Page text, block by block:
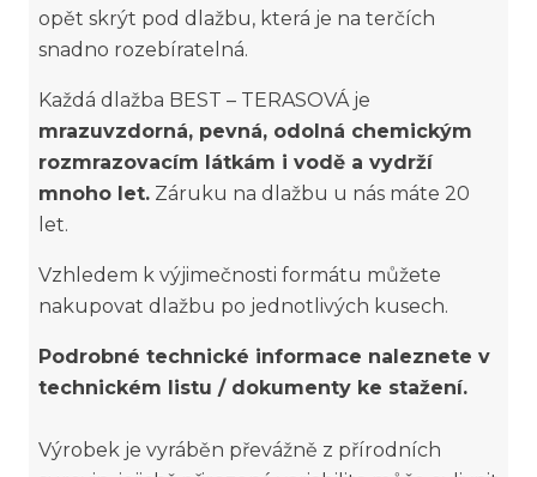
opět skrýt pod dlažbu, která je na terčích
snadno rozebíratelná.
Každá dlažba BEST – TERASOVÁ je
mrazuvzdorná, pevná, odolná chemickým
rozmrazovacím látkám i vodě a vydrží
mnoho let. Záruku na dlažbu u nás máte 20
let.
Vzhledem k výjimečnosti formátu můžete
nakupovat dlažbu po jednotlivých kusech.
Podrobné technické informace naleznete v
technickém listu / dokumenty ke stažení.
Výrobek je vyráběn převážně z přírodních